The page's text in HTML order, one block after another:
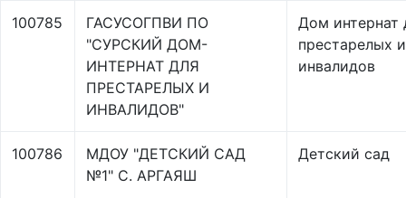
100785
ГАСУСОГПВИ ПО
"СУРСКИЙ ДОМ-
ИНТЕРНАТ ДЛЯ
ПРЕСТАРЕЛЫХ И
ИНВАЛИДОВ"
Дом интернат
престарелых и
инвалидов
100786
МДОУ "ДЕТСКИЙ САД
№1" С. АРГАЯШ
Детский сад